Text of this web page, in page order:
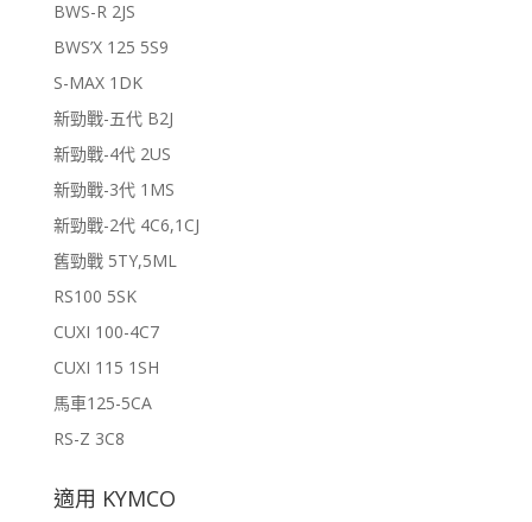
BWS-R 2JS
BWS’X 125 5S9
S-MAX 1DK
新勁戰-五代 B2J
新勁戰-4代 2US
新勁戰-3代 1MS
新勁戰-2代 4C6,1CJ
舊勁戰 5TY,5ML
RS100 5SK
CUXI 100-4C7
CUXI 115 1SH
馬車125-5CA
RS-Z 3C8
適用 KYMCO